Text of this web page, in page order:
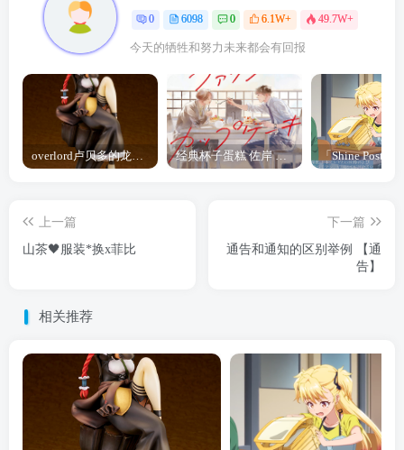
0 6098 0 6.1W+ 49.7W+
今天的牺牲和努力未来都会有回报
overlord卢贝多的龙王谁厉害 「Overlord」露普斯蕾琪娜·贝塔手办开订 经典杯子蛋糕 佐岸 漫画「经典杯子蛋糕」宣布真人日剧化
上一篇
山茶🖤服装*换x菲比
下一篇
通告和通知的区别举例 【通
告】
相关推荐